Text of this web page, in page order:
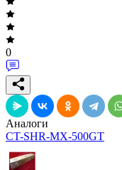
0
Аналоги
CT-SHR-MX-500GT